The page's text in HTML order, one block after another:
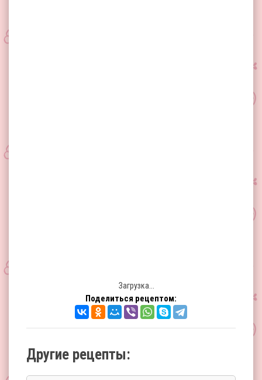
Загрузка...
Поделиться рецептом:
Другие рецепты: